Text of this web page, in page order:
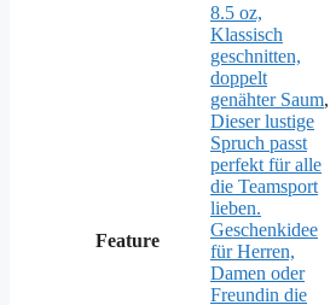
Feature
8.5 oz,
Klassisch
geschnitten,
doppelt
genähter Saum,
Dieser lustige
Spruch passt
perfekt für alle
die Teamsport
lieben.
Geschenkidee
für Herren,
Damen oder
Freundin die